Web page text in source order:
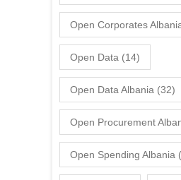
Open Corporates
Open Data (14)
Open Data Albania (32)
Open Procurement
Open Spending Albania